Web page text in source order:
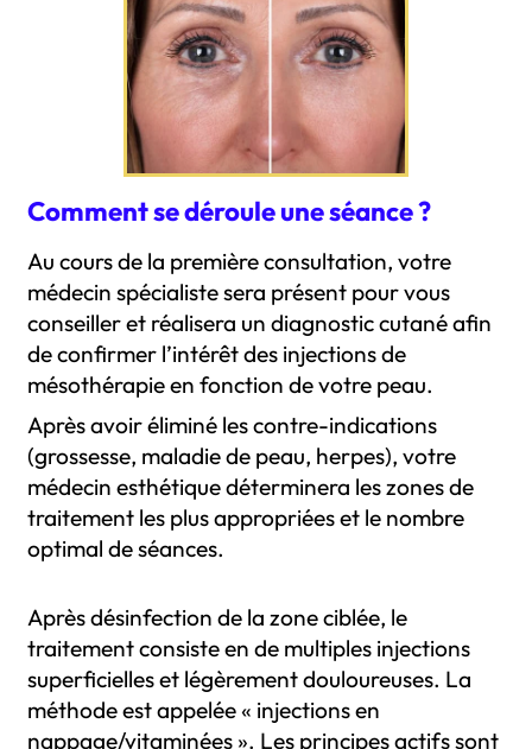
Comment se déroule une séance ?
Au cours de la première consultation, votre
médecin spécialiste sera présent pour vous
conseiller et réalisera un diagnostic cutané afin
de confirmer l’intérêt des injections de
mésothérapie en fonction de votre peau.
Après avoir éliminé les contre-indications
(grossesse, maladie de peau, herpes), votre
médecin esthétique déterminera les zones de
traitement les plus appropriées et le nombre
optimal de séances.
Après désinfection de la zone ciblée, le
traitement consiste en de multiples injections
superficielles et légèrement douloureuses. La
méthode est appelée « injections en
nappage/vitaminées ». Les principes actifs sont